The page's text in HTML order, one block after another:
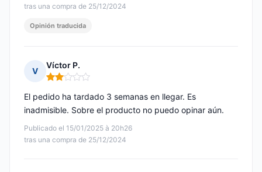
tras una compra de 25/12/2024
Opinión traducida
V
Víctor P.
Nota: 2 de 5
Publicado el 15/01/2025 à 20h26
tras una compra de 25/12/2024
El pedido ha tardado 3 semanas en llegar. Es
inadmisible. Sobre el producto no puedo opinar aún.